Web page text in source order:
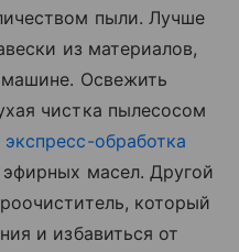
пыли. Лучше
из материалов,
Освежить
чистка пылесосом
экспресс-обработка
масел. Другой
который
и избавиться от